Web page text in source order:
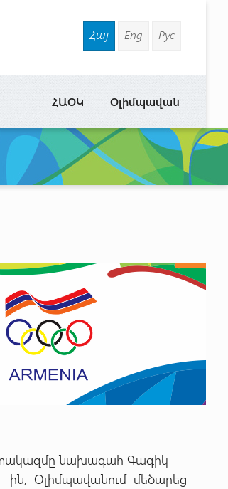
Հայ Eng Рус
Օլիմպավան
ՀԱՕԿ
նախագահ Գագիկ
–ին, Օլիմպավանում մեծարեց